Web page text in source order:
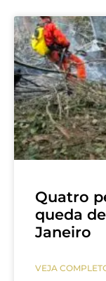
Quatro
queda
Janeiro
VEJA